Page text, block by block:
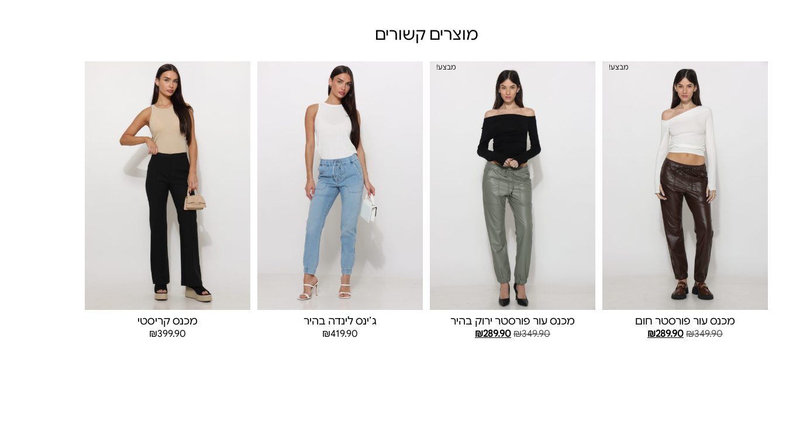
מוצרים קשורים
מבצע!
מכנס עור פורסטר חום
₪349.90
₪289.90
מבצע!
מכנס עור פורסטר ירוק בהיר
₪349.90
₪289.90
ג׳ינס לינדה בהיר
₪419.90
מכנס קריסטי
₪399.90